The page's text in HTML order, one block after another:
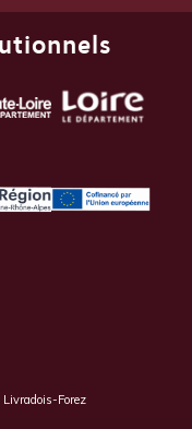
Forez